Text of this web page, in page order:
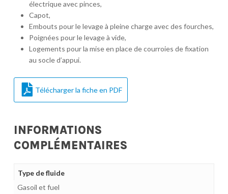
électrique avec pinces,
Capot,
Embouts pour le levage à pleine charge avec des fourches,
Poignées pour le levage à vide,
Logements pour la mise en place de courroies de fixation
au socle d’appui.
Télécharger la fiche en PDF
INFORMATIONS
COMPLÉMENTAIRES
Type de fluide
Gasoil et fuel